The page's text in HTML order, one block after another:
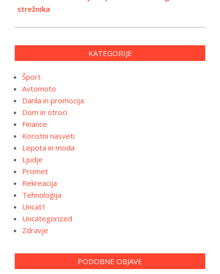
strežnika
KATEGORIJE
Šport
Avtomoto
Darila in promocija
Dom in otroci
Finance
Koristni nasveti
Lepota in moda
Ljudje
Promet
Rekreacija
Tehnologija
Uncat1
Uncategorized
Zdravje
PODOBNE OBJAVE